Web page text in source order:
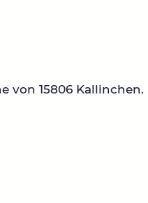
von 15806 Kallinchen.